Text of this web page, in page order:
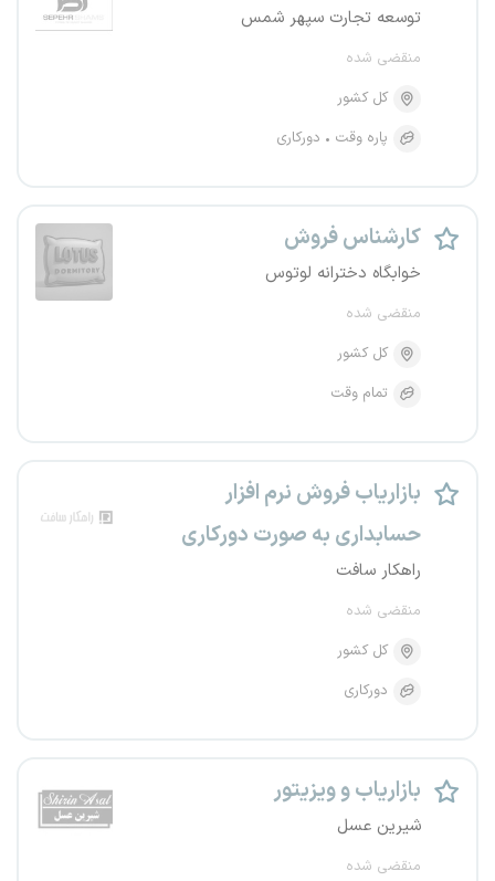
توسعه تجارت سپهر شمس
منقضی شده
کل کشور
پاره وقت
دورکاری
کارشناس فروش
خوابگاه دخترانه لوتوس
منقضی شده
کل کشور
تمام وقت
بازاریاب فروش نرم افزار
حسابداری به صورت دورکاری
راهکار سافت
منقضی شده
کل کشور
دورکاری
بازاریاب و ویزیتور
شیرین عسل
منقضی شده